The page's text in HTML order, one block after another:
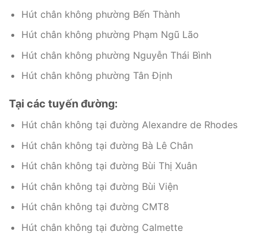
Hút chân không phường Bến Thành
Hút chân không phường Phạm Ngũ Lão
Hút chân không phường Nguyễn Thái Bình
Hút chân không phường Tân Định
Tại các tuyến đường:
Hút chân không tại đường Alexandre de Rhodes
Hút chân không tại đường Bà Lê Chân
Hút chân không tại đường Bùi Thị Xuân
Hút chân không tại đường Bùi Viện
Hút chân không tại đường CMT8
Hút chân không tại đường Calmette